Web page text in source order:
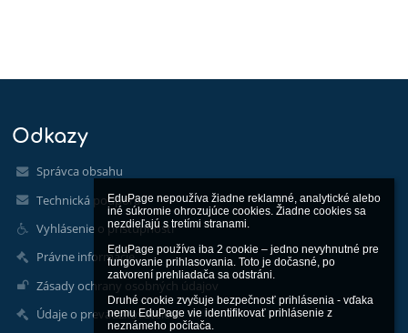
EduPage nepoužíva žiadne reklamné, analytické alebo
iné súkromie ohrozujúce cookies. Žiadne cookies sa
nezdieľajú s tretími stranami.
EduPage používa iba 2 cookie – jedno nevyhnutné pre
fungovanie prihlasovania. Toto je dočasné, po
zatvorení prehliadača sa odstráni.
Druhé cookie zvyšuje bezpečnosť prihlásenia - vďaka
nemu EduPage vie identifikovať prihlásenie z
neznámeho počítača.
Odkazy
Správca obsahu
Technická podpora
Vyhlásenie o prístupnosti
Právne informácie
Zásady ochrany osobných údajov
Údaje o prevádzkovateľovi